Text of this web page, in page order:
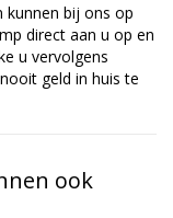
kunnen bij ons op
direct aan u op en
u vervolgens
geld in huis te
ook